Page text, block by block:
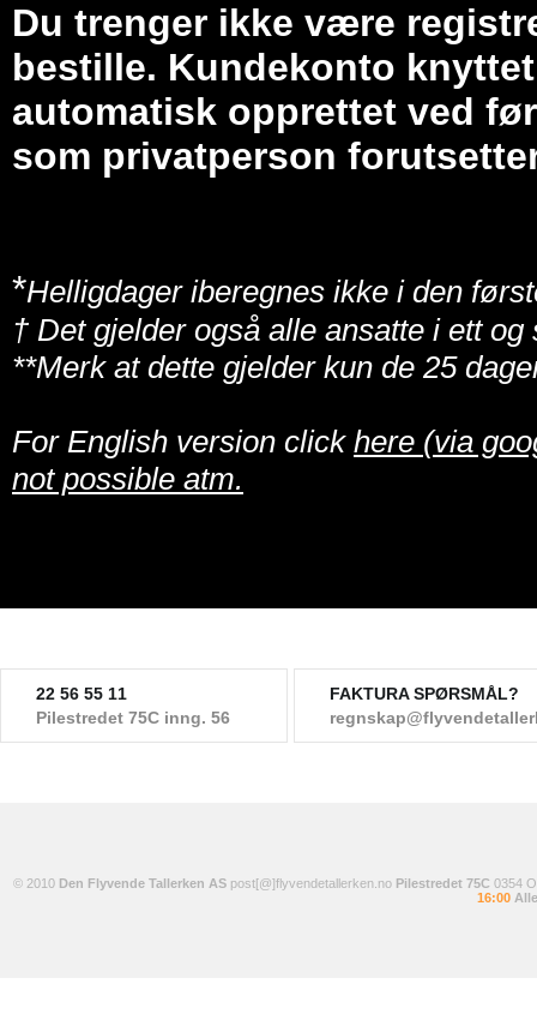
Du trenger ikke være
bestille. Kundekonto
automatisk opprettet ved
som privatperson
*Helligdager iberegnes ikke i den
† Det gjelder også alle ansatte i ett
**Merk at dette gjelder kun de 25
For English version click here (via
not possible atm.
22 56 55 11
Pilestredet 75C inng. 56
FAKTURA SPØRSMÅL?
© 2010 Den Flyvende Tallerken ASpost[@]flyvendetallerken.no Pilestredet 75C 0354
16:00